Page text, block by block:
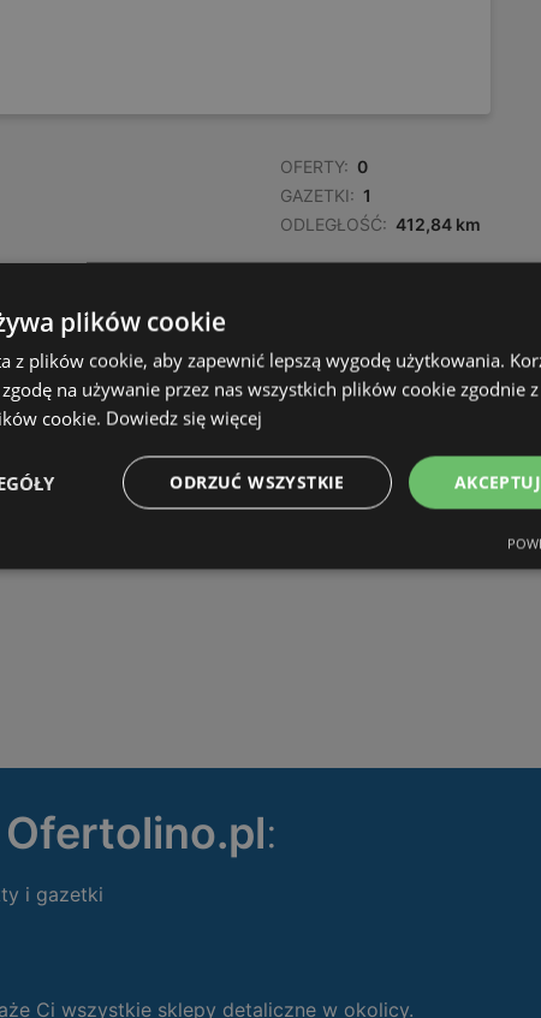
OFERTY: 0
GAZETKI: 1
ODLEGŁOŚĆ: 412,84 km
ODLEGŁOŚĆ: 412,87 km
ODLEGŁOŚĆ:
412,87 km
Ofertolino.pl:
i gazetki
Ci wszystkie sklepy detaliczne w okolicy.
plików cookie
z plików cookie, aby zapewnić lepszą wygodę użytkowania.
na używanie przez nas wszystkich plików cookie zgodnie
cookie. Dowiedz się więcej
ODRZUĆ WSZYSTKIE